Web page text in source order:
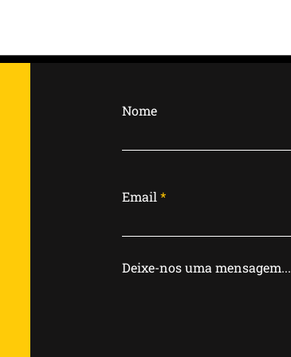
Edição 22 – Aileen
Violência Feminina
Nome
Email
Deixe-nos uma mensagem...